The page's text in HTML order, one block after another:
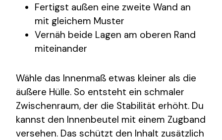
Fertigst außen eine zweite Wand an
mit gleichem Muster
Vernäh beide Lagen am oberen Rand
miteinander
Wähle das Innenmaß etwas kleiner als die
äußere Hülle. So entsteht ein schmaler
Zwischenraum, der die Stabilität erhöht. Du
kannst den Innenbeutel mit einem Zugband
versehen. Das schützt den Inhalt zusätzlich